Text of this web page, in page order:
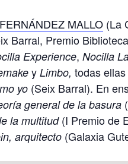
MALLO (La
Barral, Premio
Experience, Nocilla
y Limbo, todas
yo (Seix Barral). En
general de la basura
la multitud (I Premio de
arquitecto (Galaxia